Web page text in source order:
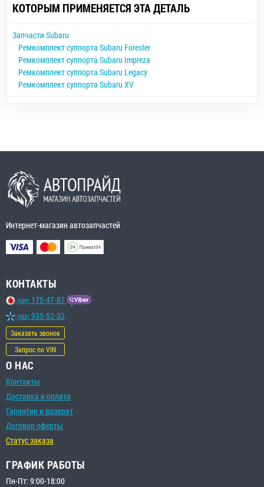
КОТОРЫМ ПРИМЕНЯЕТСЯ ЭТА ДЕТАЛЬ
Запчасти Subaru
Ремкомплект суппорта Subaru Forester
Ремкомплект суппорта Subaru Impreza
Ремкомплект суппорта Subaru Legacy
Ремкомплект суппорта Subaru XV
Интернет-магазин автозапчастей
КОНТАКТЫ
(099) 175-47-87
(068) 935-52-32
Заказать звонок
Запрос по VIN
О НАС
Контакты
Доставка и оплата
Гарантии и возврат
Договор оферты
Статус заказа
ГРАФИК РАБОТЫ
Пн-Пт: 9:00-18:00